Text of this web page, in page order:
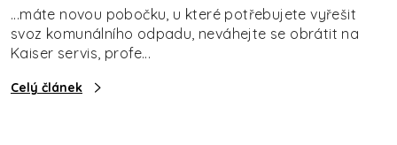
...máte novou pobočku, u které potřebujete vyřešit
svoz komunálního odpadu, neváhejte se obrátit na
Kaiser servis, profe...
Celý článek